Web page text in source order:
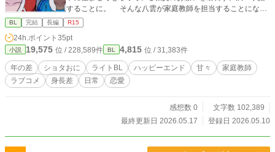
することに。 そんな八雲が家庭教師を担当することになっ
た生徒は、中学校の担任や塾講師も手を焼く双子の悪ガキだ
った……が、しかし。 対する北条八雲は高校時代、地元の
学生たちに『西附の巨獣』と呼ばれ恐れられていた男だっ
た。 「しょうがねえ……俺が悪ガキ共を教育的指導してやる
か」 これは、ひょんなことから家庭教師になってしまった
男子大学生が、教育的指導を通して双子の悪ガキ中学生の荒
んだ心を少しずつほぐし解く、パワフルでハートフルな甘々
トは自作です。 小説本文、イラスト共にAIは一切使用してお
BL 完結 長編 R15
24h.ポイント 35pt
小説 19,575 位 / 228,589件 BL 4,815 位 / 31,383件
年の差 ショタおに ライトBL ハッピーエンド 甘々
家庭教師
ラブコメ
身長差 日常 恋愛
感想数 0
文字数 102,389
最終更新日 2026.05.17
登録日 2026.05.10